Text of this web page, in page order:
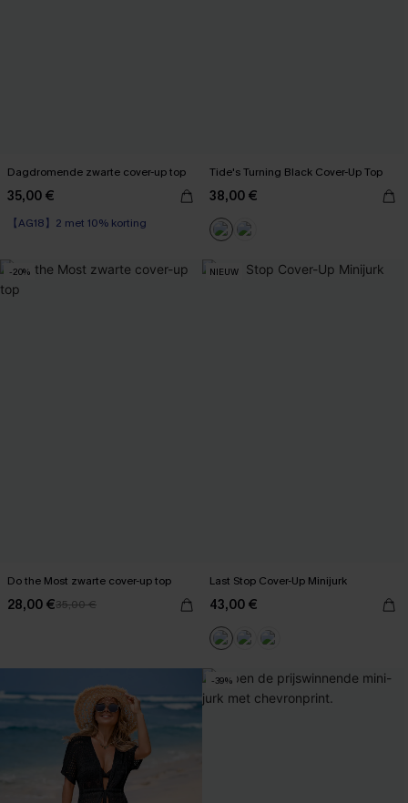
Dagdromende zwarte cover-up top
35,00 €
【AG18】2 met 10% korting
Tide's Turning Black Cover-Up Top
38,00 €
-20%
Do the Most zwarte cover-up top
28,00 €35,00 €
NIEUW
Last Stop Cover-Up Minijurk
43,00 €
-39%